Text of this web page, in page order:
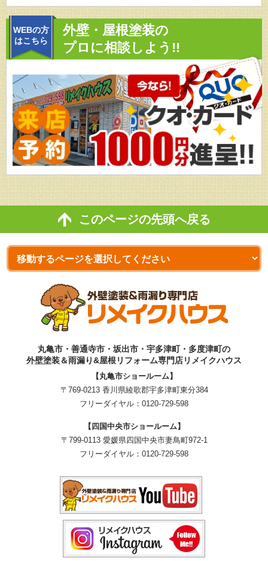
WEBの方
はこちら
外壁・屋根塗装の
プロに相談しよう!!
このページの先頭へ戻る
丸亀市・善通寺市・坂出市・宇多津町・多度津町の
外壁塗装＆雨漏り&屋根リフォーム専門店リメイクハウス
【丸亀市ショールーム】
〒769-0213 香川県綾歌郡宇多津町東分384
フリーダイヤル： 0120-729-598
【四国中央市ショールーム】
〒799-0113 愛媛県四国中央市妻鳥町972-1
フリーダイヤル： 0120-729-598